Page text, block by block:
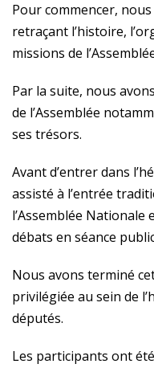
Pour commencer,
retraçant l’histoire,
missions de
Par la suite, nous
de l’Assemblée
ses trésors.
Avant d’entrer dans
assisté à l’entrée
l’Assemblée Nationale
débats en séance
Nous avons terminé
privilégiée au sein de
députés.
Les participants ont